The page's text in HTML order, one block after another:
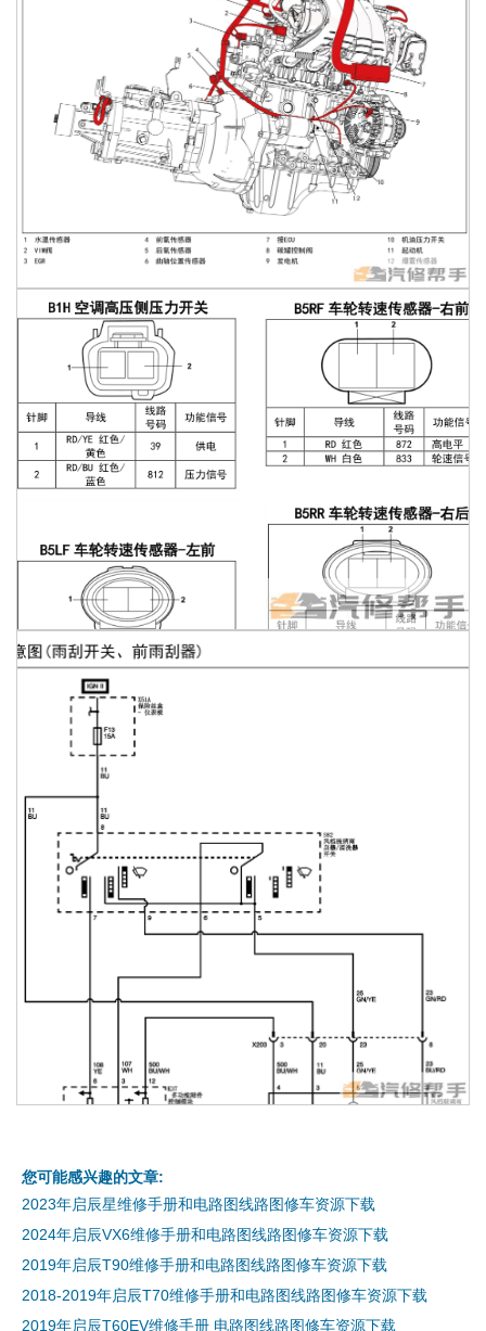
您可能感兴趣的文章:
2023年启辰星维修手册和电路图线路图修车资源下载
2024年启辰VX6维修手册和电路图线路图修车资源下载
2019年启辰T90维修手册和电路图线路图修车资源下载
2018-2019年启辰T70维修手册和电路图线路图修车资源下载
2019年启辰T60EV维修手册 电路图线路图修车资源下载